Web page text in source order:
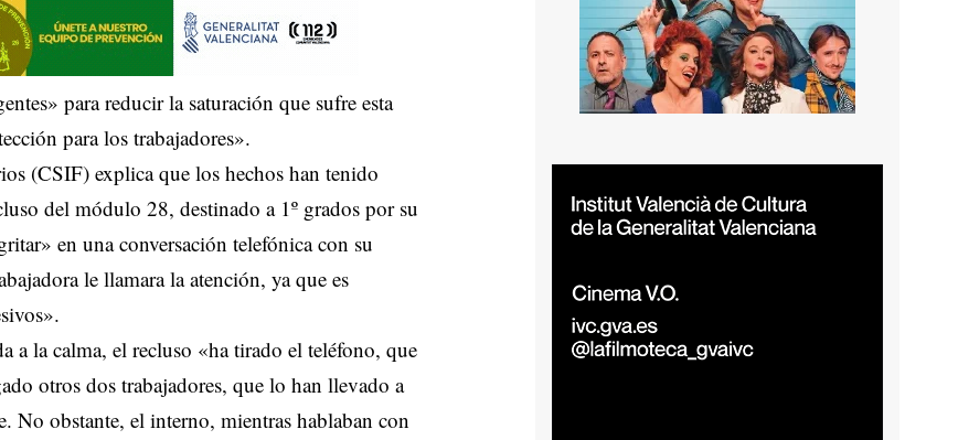
para reducir la saturación que sufre esta
para los trabajadores».
(CSIF) explica que los hechos han tenido
del módulo 28, destinado a 1º grados por su
en una conversación telefónica con su
le llamara la atención, ya que es
a la calma, el recluso «ha tirado el teléfono, que
otros dos trabajadores, que lo han llevado a
obstante, el interno, mientras hablaban con